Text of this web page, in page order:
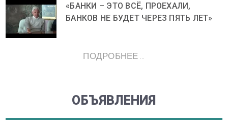
«БАНКИ – ЭТО ВСЁ, ПРОЕХАЛИ,
БАНКОВ НЕ БУДЕТ ЧЕРЕЗ ПЯТЬ ЛЕТ»
ПОДРОБНЕЕ ...
ОБЪЯВЛЕНИЯ